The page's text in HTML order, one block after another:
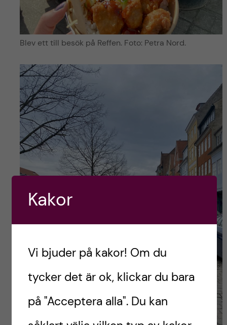
Blev ett till besök på Reffen. Foto: Petra Nord.
Kakor
Vi bjuder på kakor! Om du
tycker det är ok, klickar du bara
på "Acceptera alla". Du kan